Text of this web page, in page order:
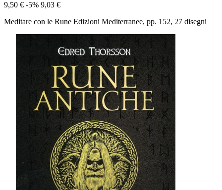
9,50 € -5% 9,03 €
Meditare con le Rune Edizioni Mediterranee, pp. 152, 27 disegni